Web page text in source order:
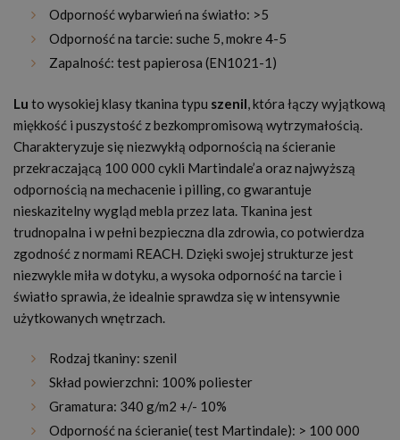
Odporność wybarwień na światło: >5
Odporność na tarcie: suche 5, mokre 4-5
Zapalność: test papierosa (EN1021-1)
Lu to wysokiej klasy tkanina typu szenil, która łączy wyjątkową
miękkość i puszystość z bezkompromisową wytrzymałością.
Charakteryzuje się niezwykłą odpornością na ścieranie
przekraczającą 100 000 cykli Martindale’a oraz najwyższą
odpornością na mechacenie i pilling, co gwarantuje
nieskazitelny wygląd mebla przez lata. Tkanina jest
trudnopalna i w pełni bezpieczna dla zdrowia, co potwierdza
zgodność z normami REACH. Dzięki swojej strukturze jest
niezwykle miła w dotyku, a wysoka odporność na tarcie i
światło sprawia, że idealnie sprawdza się w intensywnie
użytkowanych wnętrzach.
Rodzaj tkaniny: szenil
Skład powierzchni: 100% poliester
Gramatura: 340 g/m2 +/- 10%
Odporność na ścieranie( test Martindale): > 100 000